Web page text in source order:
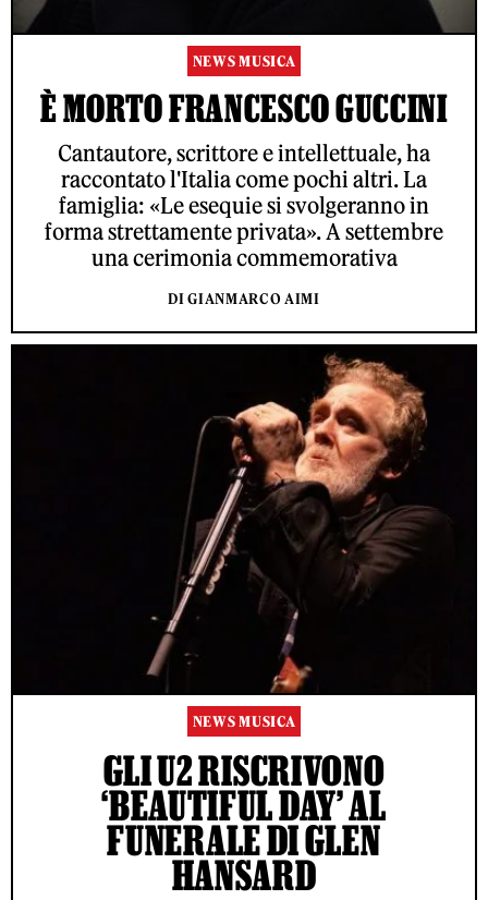
NEWS MUSICA
È MORTO FRANCESCO GUCCINI
Cantautore, scrittore e intellettuale, ha
raccontato l'Italia come pochi altri. La
famiglia: «Le esequie si svolgeranno in
forma strettamente privata». A settembre
una cerimonia commemorativa
DI GIANMARCO AIMI
NEWS MUSICA
GLI U2 RISCRIVONO
‘BEAUTIFUL DAY’ AL
FUNERALE DI GLEN
HANSARD